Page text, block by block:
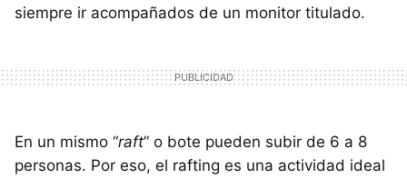
siempre ir acompañados de un monitor titulado.
En un mismo “raft” o bote pueden subir de 6 a 8
personas. Por eso, el rafting es una actividad ideal